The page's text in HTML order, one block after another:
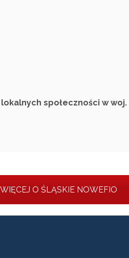
społeczności w woj.
O ŚLĄSKIE NOWEFIO